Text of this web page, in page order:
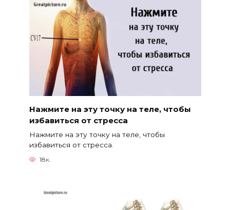
Нажмите на эту точку на теле, чтобы
избавиться от стресса
Нажмите на эту точку на теле, чтобы
избавиться от стресса.
18к.